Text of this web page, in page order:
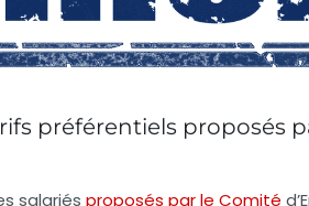
préférentiels proposés
salariés proposés par le Comité